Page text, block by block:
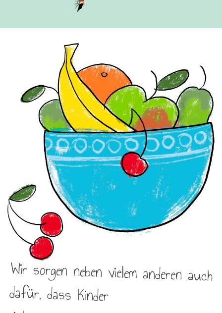
Wir sorgen neben vielem anderen auch
dafür, dass Kinder
einkommensschwacher Familien in
Schulen und Tageseinrichtungen
täglich ein Frühstück und ein warmes
Mittagessen bekommen. Denn
Chancengleichheit fängt schon am